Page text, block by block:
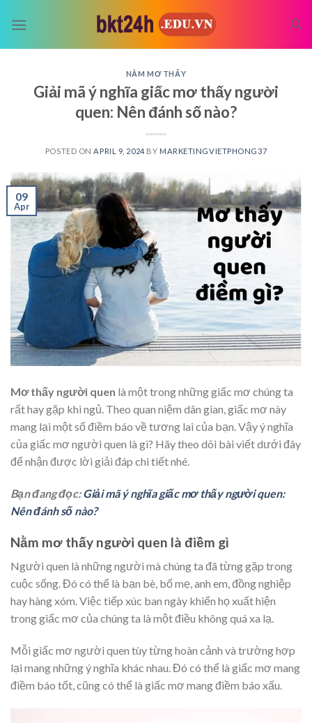
NẰM MƠ THẤY
Giải mã ý nghĩa giấc mơ thấy người
quen: Nên đánh số nào?
POSTED ON APRIL 9, 2024 BY MARKETINGVIETPHONG37
09
Apr
Mơ thấy người quen là một trong những giấc mơ chúng ta
rất hay gặp khi ngủ. Theo quan niệm dân gian, giấc mơ này
mang lại một số điềm báo về tương lai của bạn. Vậy ý nghĩa
của giấc mơ người quen là gì? Hãy theo dõi bài viết dưới đây
để nhận được lời giải đáp chi tiết nhé.
Bạn đang đọc:Giải mã ý nghĩa giấc mơ thấy người quen:
Nên đánh số nào?
Nằm mơ thấy người quen là điềm gì
Người quen là những người mà chúng ta đã từng gặp trong
cuộc sống. Đó có thể là bạn bè, bố mẹ, anh em, đồng nghiệp
hay hàng xóm. Việc tiếp xúc ban ngày khiến họ xuất hiện
trong giấc mơ của chúng ta là một điều không quá xa lạ.
Mỗi giấc mơ người quen tùy từng hoàn cảnh và trường hợp
lại mang những ý nghĩa khác nhau. Đó có thể là giấc mơ mang
điềm báo tốt, cũng có thể là giấc mơ mang điềm báo xấu.